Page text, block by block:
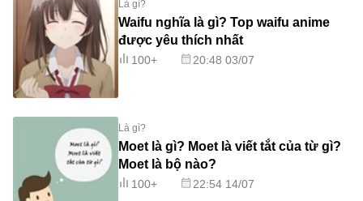
Là gì?
Waifu nghĩa là gì? Top waifu anime
được yêu thích nhất
100+ 20:48 03/07
Là gì?
Moet là gì? Moet là viết tắt của từ gì?
Moet là bộ nào?
100+ 22:54 14/07